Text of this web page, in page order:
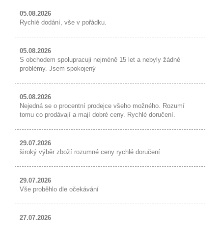
05.08.2026
Rychlé dodání, vše v pořádku.
05.08.2026
S obchodem spolupracuji nejméně 15 let a nebyly žádné
problémy. Jsem spokojený
05.08.2026
Nejedná se o procentní prodejce všeho možného. Rozumí
tomu co prodávají a mají dobré ceny. Rychlé doručení.
29.07.2026
široký výběr zboží rozumné ceny rychlé doručení
29.07.2026
Vše proběhlo dle očekávání
27.07.2026
-